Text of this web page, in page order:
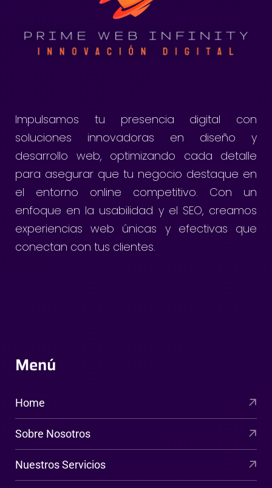
Impulsamos tu presencia digital con
soluciones innovadoras en diseño y
desarrollo web, optimizando cada detalle
para asegurar que tu negocio destaque en
el entorno online competitivo. Con un
enfoque en la usabilidad y el SEO, creamos
experiencias web únicas y efectivas que
conectan con tus clientes.
Menú
Home
Sobre Nosotros
Nuestros Servicios